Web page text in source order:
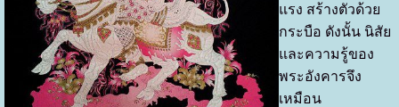
แรง สร้างตัวด้วย
กระบือ ดังนั้น นิสัย
และความรู้ของ
พระอังคารจึง
เหมือน